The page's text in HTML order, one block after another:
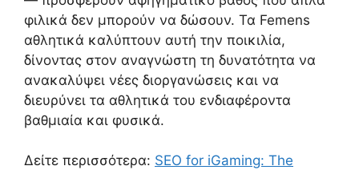
φιλικά δεν μπορούν να δώσουν. Τα Femens
αθλητικά καλύπτουν αυτή την ποικιλία,
δίνοντας στον αναγνώστη τη δυνατότητα να
ανακαλύψει νέες διοργανώσεις και να
διευρύνει τα αθλητικά του ενδιαφέροντα
βαθμιαία και φυσικά.
Δείτε περισσότερα: SEO for iGaming: The